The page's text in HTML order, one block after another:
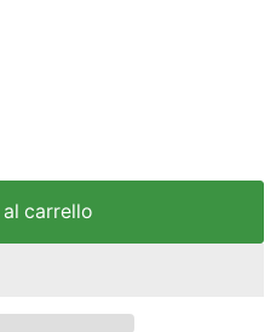
carrello